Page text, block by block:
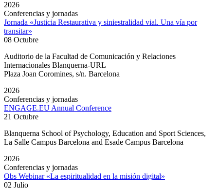
2026
Conferencias y jornadas
Jornada «Justicia Restaurativa y siniestralidad vial. Una vía por
transitar»
08 Octubre
Auditorio de la Facultad de Comunicación y Relaciones
Internacionales Blanquerna-URL
Plaza Joan Coromines, s/n. Barcelona
2026
Conferencias y jornadas
ENGAGE.EU Annual Conference
21 Octubre
Blanquerna School of Psychology, Education and Sport Sciences,
La Salle Campus Barcelona and Esade Campus Barcelona
2026
Conferencias y jornadas
Obs Webinar «La espiritualidad en la misión digital»
02 Julio